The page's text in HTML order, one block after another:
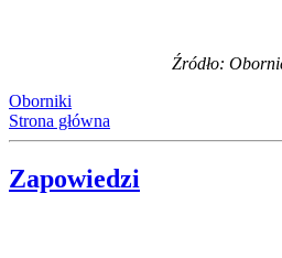
Źródło:
Oborniki
Strona główna
Zapowiedzi